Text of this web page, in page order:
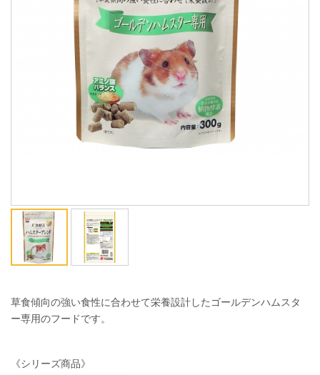
ENGLISH
草食傾向の強い食性に合わせて栄養設計したゴールデンハムスタ
ー専用のフードです。
《シリーズ商品》